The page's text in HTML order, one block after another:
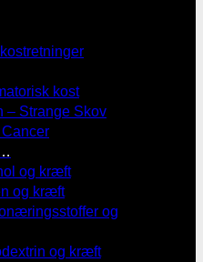
kost
– Strange Skov
og kræft
og kræft
og
og kræft